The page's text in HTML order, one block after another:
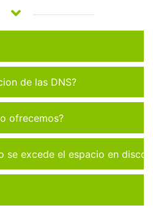
de las DNS?
ofrecemos?
se excede el espacio en disco